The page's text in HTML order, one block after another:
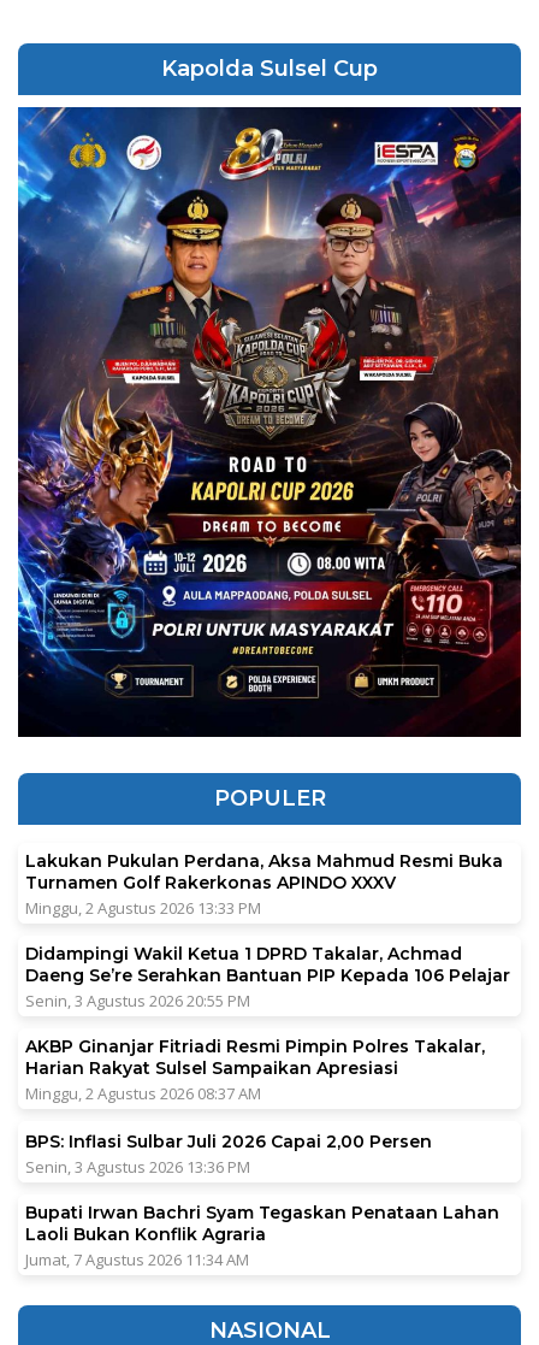
Kapolda Sulsel Cup
POPULER
Lakukan Pukulan Perdana, Aksa Mahmud Resmi Buka
Turnamen Golf Rakerkonas APINDO XXXV
Minggu, 2 Agustus 2026 13:33 PM
Didampingi Wakil Ketua 1 DPRD Takalar, Achmad
Daeng Se’re Serahkan Bantuan PIP Kepada 106 Pelajar
Senin, 3 Agustus 2026 20:55 PM
AKBP Ginanjar Fitriadi Resmi Pimpin Polres Takalar,
Harian Rakyat Sulsel Sampaikan Apresiasi
Minggu, 2 Agustus 2026 08:37 AM
BPS: Inflasi Sulbar Juli 2026 Capai 2,00 Persen
Senin, 3 Agustus 2026 13:36 PM
Bupati Irwan Bachri Syam Tegaskan Penataan Lahan
Laoli Bukan Konflik Agraria
Jumat, 7 Agustus 2026 11:34 AM
NASIONAL